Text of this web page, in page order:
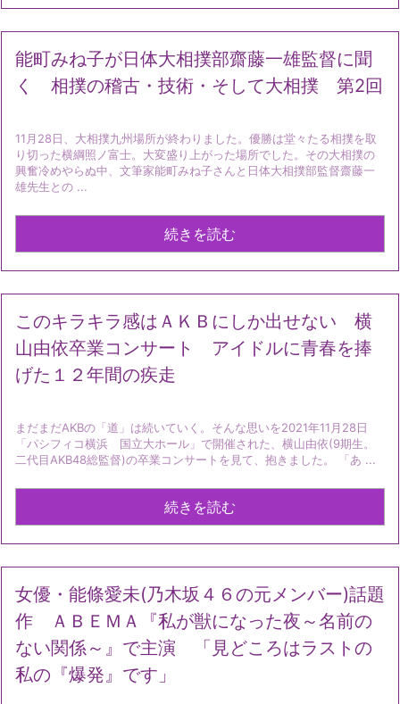
能町みね子が日体大相撲部齋藤一雄監督に聞
く 相撲の稽古・技術・そして大相撲 第2回
11月28日、大相撲九州場所が終わりました。優勝は堂々たる相撲を取
り切った横綱照ノ富士。大変盛り上がった場所でした。その大相撲の
興奮冷めやらぬ中、文筆家能町みね子さんと日体大相撲部監督齋藤一
雄先生との ...
続きを読む
このキラキラ感はＡＫＢにしか出せない 横
山由依卒業コンサート アイドルに青春を捧
げた１２年間の疾走
まだまだAKBの「道」は続いていく。そんな思いを2021年11月28日
「パシフィコ横浜 国立大ホール」で開催された、横山由依(9期生。
二代目AKB48総監督)の卒業コンサートを見て、抱きました。 「あ ...
続きを読む
女優・能條愛未(乃木坂４６の元メンバー)話題
作 ＡＢＥＭＡ『私が獣になった夜～名前の
ない関係～』で主演 「見どころはラストの
私の『爆発』です」